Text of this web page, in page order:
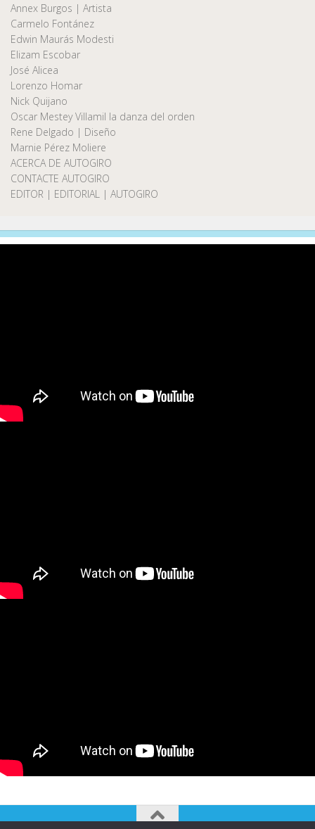
Annex Burgos | Artista
Carmelo Fontánez
Edwin Maurás Modesti
Elizam Escobar
José Alicea
Lorenzo Homar
Nick Quijano
Oscar Mestey Villamil la danza del orden
Rene Delgado | Diseño
Marnie Pérez Moliere
ACERCA DE AUTOGIRO
CONTACTE AUTOGIRO
EDITOR | EDITORIAL | AUTOGIRO